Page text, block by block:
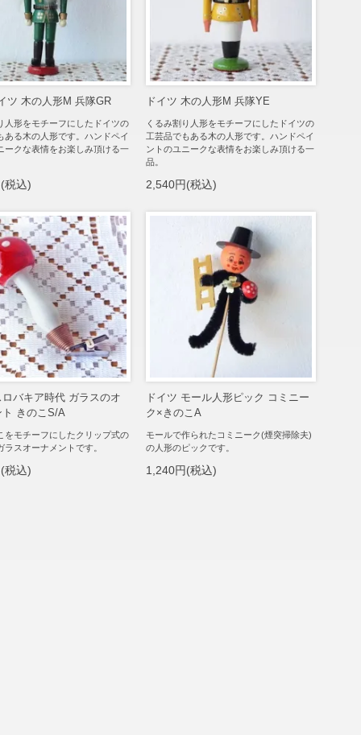
ツ 木の人形M 兵隊GR
人形をモチーフにしたドイツの
ある木の人形です。ハンドペイ
ークな表情をお楽しみ頂ける一
税込)
ドイツ 木の人形M 兵隊YE
くるみ割り人形をモチーフにしたドイツの
工芸品でもある木の人形です。ハンドペイ
ントのユニークな表情をお楽しみ頂ける一
品。
2,540円(税込)
バキア時代 ガラスのオ
ト きのこS/A
をモチーフにしたクリップ式の
ラスオーナメントです。
税込)
ドイツ モール人形ピック コミニー
ク×きのこA
モールで作られたコミニーク(煙突掃除夫)
の人形のピックです。
1,240円(税込)